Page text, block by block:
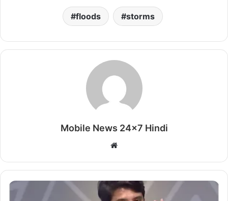
floods storms
Mobile News 24x7 Hindi
Website